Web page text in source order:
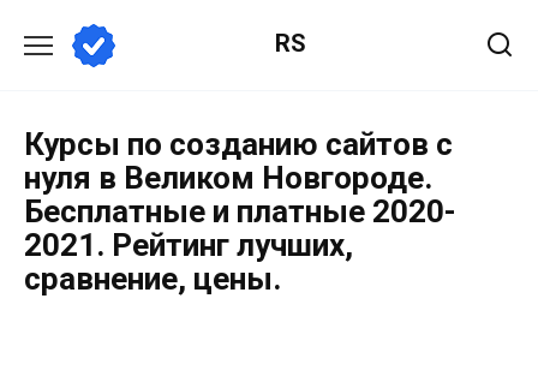
RS
Курсы по созданию сайтов с
нуля в Великом Новгороде.
Бесплатные и платные 2020-
2021. Рейтинг лучших,
сравнение, цены.